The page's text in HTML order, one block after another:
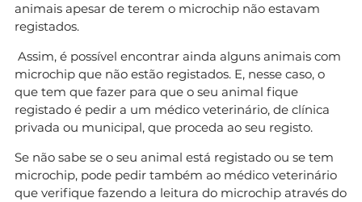
animais apesar de terem o microchip não estavam
registados.
Assim, é possível encontrar ainda alguns animais com
microchip que não estão registados. E, nesse caso, o
que tem que fazer para que o seu animal fique
registado é pedir a um médico veterinário, de clínica
privada ou municipal, que proceda ao seu registo.
Se não sabe se o seu animal está registado ou se tem
microchip, pode pedir também ao médico veterinário
que verifique fazendo a leitura do microchip através do